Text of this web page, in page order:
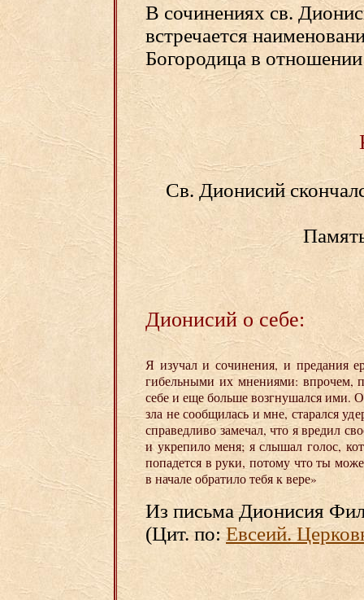
В сочинениях св.
встречается
Богородица в
Св. Дионисий
Дионисий о себе:
Я изучал и сочинения, и предания
гибельными их мнениями: впрочем,
себе и еще больше возгнушался ими.
зла не сообщилась и мне, старался
справедливо замечал, что я вредил
и укрепило меня; я слышал голос,
попадется в руки, потому что ты
в начале обратило тебя к вере»
Из письма Дионисия
(Цит. по:Евсеий.